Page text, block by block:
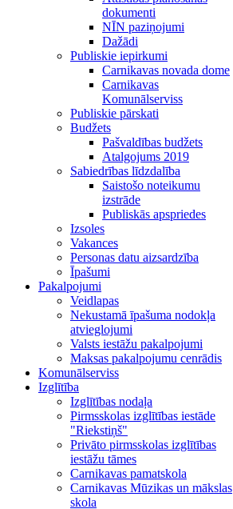
dokumenti
NĪN paziņojumi
Dažādi
Publiskie iepirkumi
Carnikavas novada dome
Carnikavas
Komunālserviss
Publiskie pārskati
Budžets
Pašvaldības budžets
Atalgojums 2019
Sabiedrības līdzdalība
Saistošo noteikumu
izstrāde
Publiskās apspriedes
Izsoles
Vakances
Personas datu aizsardzība
Īpašumi
Pakalpojumi
Veidlapas
Nekustamā īpašuma nodokļa
atvieglojumi
Valsts iestāžu pakalpojumi
Maksas pakalpojumu cenrādis
Komunālserviss
Izglītība
Izglītības nodaļa
Pirmsskolas izglītības iestāde
"Riekstiņš"
Privāto pirmsskolas izglītības
iestāžu tāmes
Carnikavas pamatskola
Carnikavas Mūzikas un mākslas
skola